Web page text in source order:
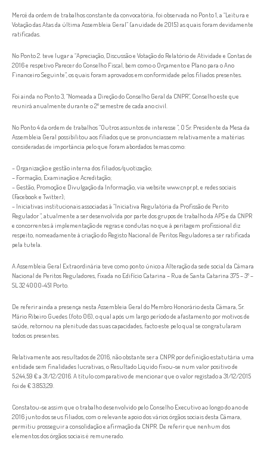
Mercê da ordem de trabalhos constante da convocatória, foi observada no Ponto 1, a “Leitura e
Votação das Atas da última Assembleia Geral” (anuidade de 2015) as quais foram devidamente
ratificadas.
No Ponto 2. teve lugar a “Apreciação, Discussão e Votação do Relatório de Atividade e Contas de
2016 e respetivo Parecer do Conselho Fiscal, bem como o Orçamento e Plano para o Ano
Financeiro Seguinte”, os quais foram aprovados em conformidade pelos filiados presentes.
Foi ainda no Ponto 3, “Nomeada a Direção do Conselho Geral da CNPR”, Conselho este que
reunirá anualmente durante o 2º semestre de cada ano civil.
No Ponto 4 da ordem de trabalhos “Outros assuntos de interesse ”, O Sr. Presidente da Mesa da
Assembleia Geral possibilitou aos filiados que se pronunciassem relativamente a matérias
consideradas de importância pelo que foram abordados temas como:
– Organização e gestão interna dos filiados/quotização;
– Formação, Examinação e Acreditação;
– Gestão, Promoção e Divulgação da Informação, via website www.cnpr.pt, e redes sociais
(Facebook e Twitter);
– Iniciativas institucionais associadas à “Iniciativa Regulatória da Profissão de Perito
Regulador ”, atualmente a ser desenvolvida por parte dos grupos de trabalho da APS e da CNPR
e concorrentes à implementação de regras e condutas no que à peritagem profissional diz
respeito, nomeadamente à criação do Registo Nacional de Peritos Reguladores a ser ratificada
pela tutela.
A Assembleia Geral Extraordinária teve como ponto único a Alteração da sede social da Câmara
Nacional de Peritos Reguladores, fixada no Edifício Catarina – Rua de Santa Catarina 375 – 3º –
SL 32 4000-451 Porto.
De referir ainda a presença nesta Assembleia Geral do Membro Honorário desta Câmara, Sr.
Mário Ribeiro Guedes (foto 06), o qual após um largo período de afastamento por motivos de
saúde, retornou na plenitude das suas capacidades, facto este pelo qual se congratularam
todos os presentes.
Relativamente aos resultados de 2016, não obstante ser a CNPR por definição estatutária uma
entidade sem finalidades lucrativas, o Resultado Liquido fixou-se num valor positivo de
5.244,59 € a 31/12/2016. A título comparativo de mencionar que o valor registado a 31/12/2015
foi de € 3.853,29.
Constatou-se assim que o trabalho desenvolvido pelo Conselho Executivo ao longo do ano de
2016 junto dos seus filiados, com o relevante apoio dos vários órgãos sociais desta Câmara,
permitiu prosseguir a consolidação e afirmação da CNPR. De referir que nenhum dos
elementos dos órgãos sociais é remunerado.